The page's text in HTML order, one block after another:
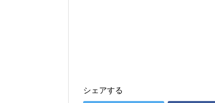
シェアする